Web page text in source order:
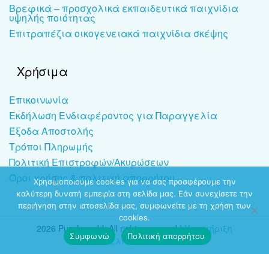
Βρεφικά – προσχολικά εκπαιδευτικά παιχνίδια
υψηλής ποιότητας
Επιτραπέζια οικογενειακά παιχνίδια σκέψης
Χρήσιμα
Επικοινωνία
Εκδήλωση Ενδιαφέροντος για Παραγγελία
Έξοδα Αποστολής
Τρόποι Πληρωμής
Πολιτική Επιστροφών/Ακυρώσεων
Όροι χρήσης & πολιτική απορρήτου
2026 Puzzleworld. All rights reserved |Υποστήριξη
ιστοσελίδων-dezitech.
Χρησιμοποιούμε cookies για να σας προσφέρουμε την
καλύτερη δυνατή εμπειρία στη σελίδα μας. Εάν συνεχίσετε την
περιήγηση στην ιστοσελίδα μας, συμφωνείτε με τη χρήση των
cookies.
Συμφωνώ
Πολιτική απορρήτου